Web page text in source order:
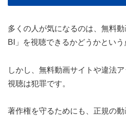
多くの人が気になるのは、無料
BI」を視聴できるかどうかという
しかし、無料動画サイトや違法
視聴は犯罪です。
著作権を守るためにも、正規の